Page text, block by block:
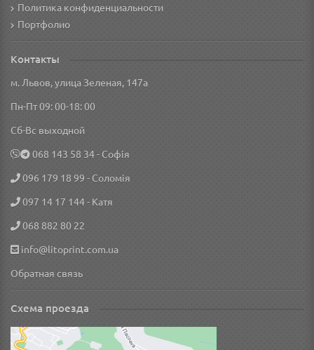
Политика конфиденциальности
Портфолио
Контакты
м. Львов, улица Зеленая, 147а
Пн-Пт 09: 00-18: 00
Сб-Вс выходной
‎068 143 58 34- Софія
096 179 18 99 - Соломія
097 14 17 144- Катя
068 882 80 22
info@litoprint.com.ua
Обратная связь
Схема проезда